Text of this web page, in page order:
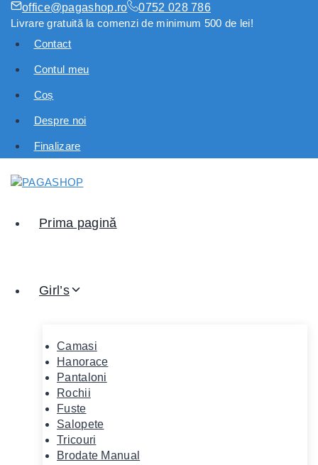
office@pagashop.ro
0752 028 786
Livrare gratuită la comenzi de minimum 500 de lei!
Contact
Contul meu
Coș
Despre noi
Finalizare
Prima pagină
Girl’s
Camasi
Hanorace
Pantaloni
Rochii
Fuste
Salopete
Tricouri
Brodate Manual